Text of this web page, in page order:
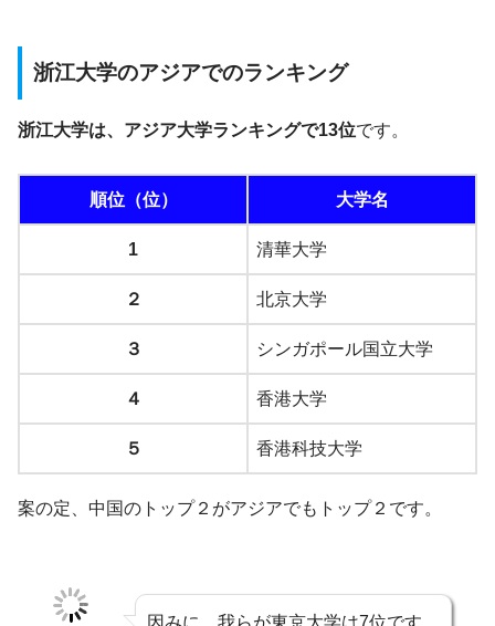
浙江大学のアジアでのランキング
浙江大学は、アジア大学ランキングで13位です。
順位（位） 大学名
1 清華大学
２ 北京大学
３ シンガポール国立大学
４ 香港大学
５ 香港科技大学
案の定、中国のトップ２がアジアでもトップ２です。